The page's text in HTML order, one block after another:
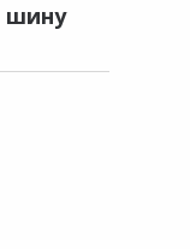
шину